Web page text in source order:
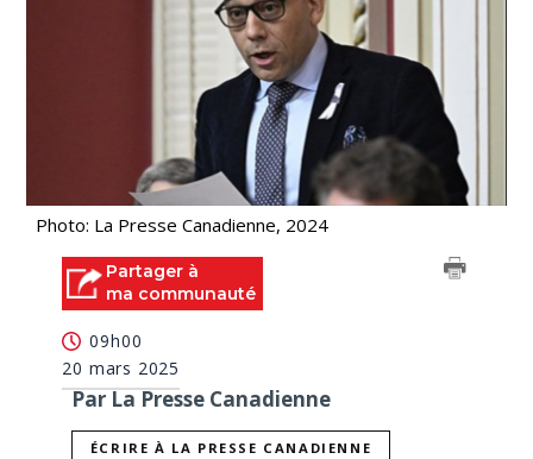
Photo: La Presse Canadienne, 2024
Partager à
ma communauté
09h00
20 mars 2025
Par La Presse Canadienne
ÉCRIRE À LA PRESSE CANADIENNE